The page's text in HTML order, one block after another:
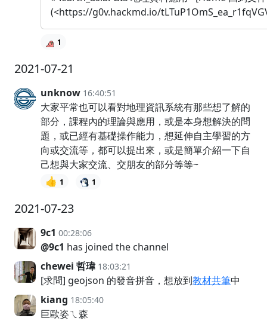
(<https://g0v.hackmd.io/
1
2021-07-21
unknow 16:40:51
大家平常也可以看對地理資訊系統有那些想了解的
部分，課程內的理論與應用，或是本身想解決的問
題，或已經有基礎操作能力，想延伸自主學習的方
向或交流等，都可以提出來，或是簡單介紹一下自
己想與大家交流、交朋友的部分等等~
👍 1 1
2021-07-23
9c1 00:28:06
@9c1 has joined the channel
chewei 哲瑋 18:03:21
[求問] geojson 的發音拼音，想放到教材共筆中
kiang 18:05:40
巨歐姿ㄟ森